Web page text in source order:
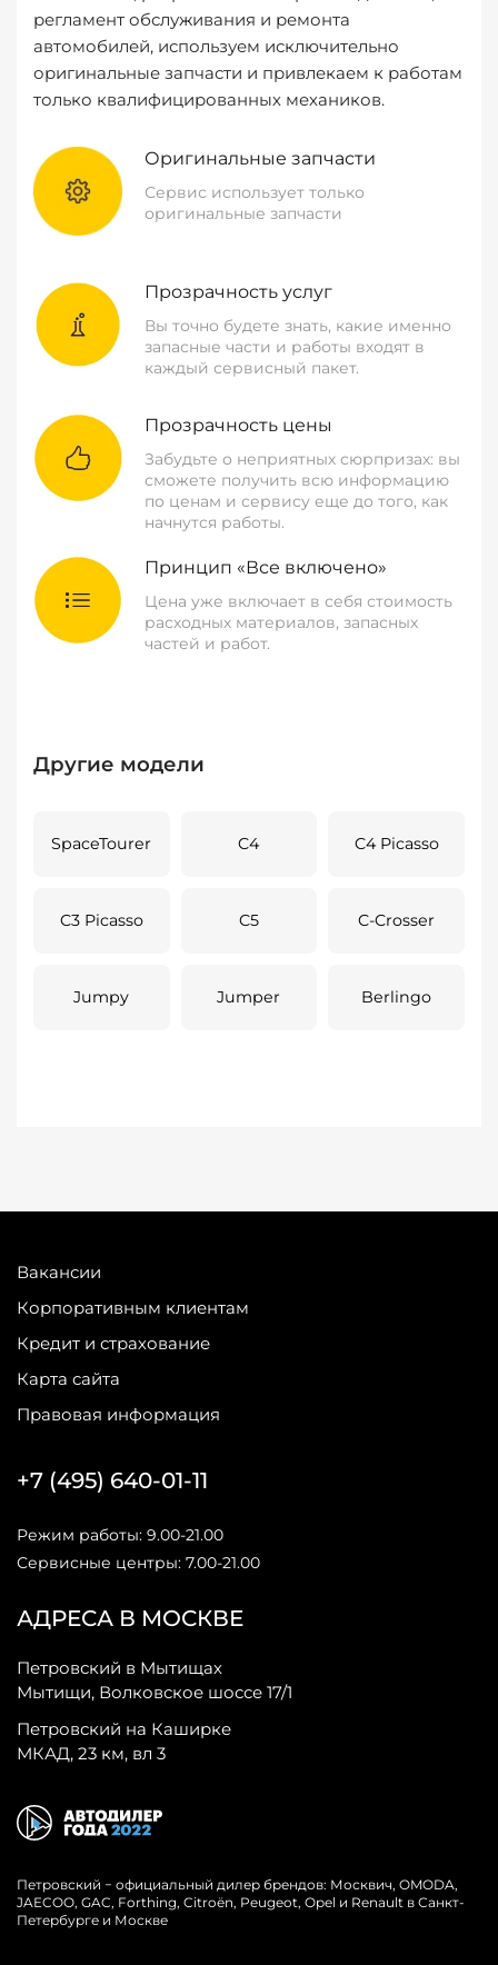
регламент обслуживания и ремонта
автомобилей, используем исключительно
оригинальные запчасти и привлекаем к работам
только квалифицированных механиков.
Оригинальные запчасти
Сервис использует только
оригинальные запчасти
Прозрачность услуг
Вы точно будете знать, какие именно
запасные части и работы входят в
каждый сервисный пакет.
Прозрачность цены
Забудьте о неприятных сюрпризах: вы
сможете получить всю информацию
по ценам и сервису еще до того, как
начнутся работы.
Принцип «Все включено»
Цена уже включает в себя стоимость
расходных материалов, запасных
частей и работ.
Другие модели
SpaceTourer C4 C4 Picasso
C3 Picasso C5 C-Crosser
Jumpy Jumper Berlingo
Вакансии
Корпоративным клиентам
Кредит и страхование
Карта сайта
Правовая информация
АДРЕСА В МОСКВЕ
Петровский в Мытищах
Мытищи, Волковское шоссе 17/1
Петровский на Каширке
МКАД, 23 км, вл 3
+7 (495) 640-01-11
Режим работы: 9.00-21.00
Сервисные центры: 7.00-21.00
Петровский − официальный дилер брендов: Москвич, OMODA,
JAECOO, GAC, Forthing, Citroёn, Peugeot, Opel и Renault в Санкт-
Петербурге и Москве